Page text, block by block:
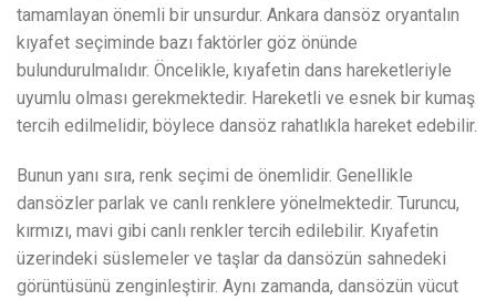
tamamlayan önemli bir unsurdur. Ankara dansöz oryantalın
kıyafet seçiminde bazı faktörler göz önünde
bulundurulmalıdır. Öncelikle, kıyafetin dans hareketleriyle
uyumlu olması gerekmektedir. Hareketli ve esnek bir kumaş
tercih edilmelidir, böylece dansöz rahatlıkla hareket edebilir.
Bunun yanı sıra, renk seçimi de önemlidir. Genellikle
dansözler parlak ve canlı renklere yönelmektedir. Turuncu,
kırmızı, mavi gibi canlı renkler tercih edilebilir. Kıyafetin
üzerindeki süslemeler ve taşlar da dansözün sahnedeki
görüntüsünü zenginleştirir. Aynı zamanda, dansözün vücut